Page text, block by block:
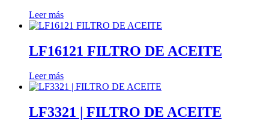
Leer más
LF16121 FILTRO DE ACEITE
Leer más
LF3321 | FILTRO DE ACEITE